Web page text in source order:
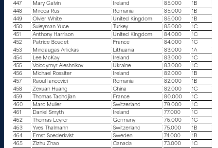
447
Mary Galvin Ireland 85.000
1B
448
Mircea Rus Romania 85.000
1B
449
Olvier White United Kingdom 85.000
1B
450
Suleyman Yuce Turkey 85.000
1C
451
Anthony Harrison United Kingdom 84.000
1C
452
Patrice Boudet France 84.000
1C
453
Mindaugas Arlickas Lithuania 83.000
1A
454
Lee McKay Ireland 83.000
1C
455
Volodymyr Aleshnikov Ukraine 83.000
1C
456
Michael Rossiter Ireland 82.000
1B
457
Raoul Iancovici Romania 82.000
1B
458
Zexuan Huang China 82.000
1C
459
Thomas Tachdjian France 80.000
1C
460
Marc Muller Switzerland 79.000
1C
461
Daniel Smyth Ireland 77.000
1C
462
Thomas Leyrer Germany 76.000
1C
463
Yves Thalmann Switzerland 75.000
1B
464
Ernst Soederkvist Sweden 74.000
1B
465
Zizhu Zhao Canada 73.000
1C